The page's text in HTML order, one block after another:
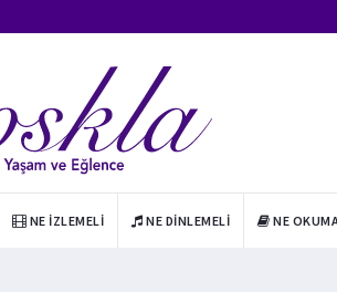
NE İZLEMELI NE DINLEMELI NE